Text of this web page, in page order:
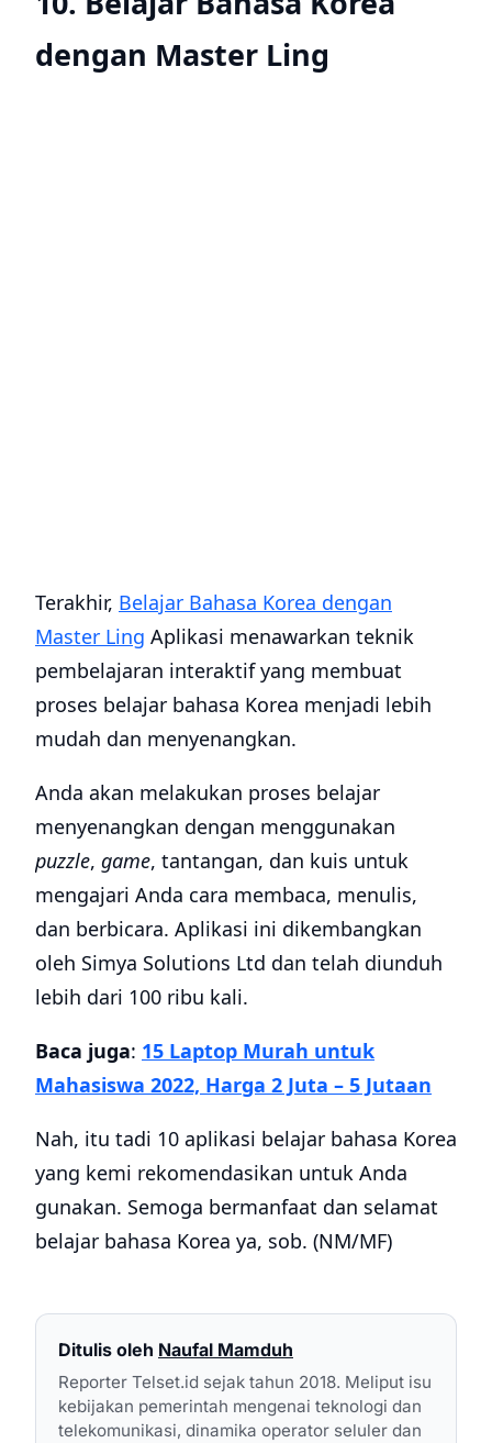
dengan Master Ling
Terakhir, Belajar Bahasa Korea dengan
Master Ling Aplikasi menawarkan teknik
pembelajaran interaktif yang membuat
proses belajar bahasa Korea menjadi lebih
mudah dan menyenangkan.
Anda akan melakukan proses belajar
menyenangkan dengan menggunakan
puzzle, game, tantangan, dan kuis untuk
mengajari Anda cara membaca, menulis,
dan berbicara. Aplikasi ini dikembangkan
oleh Simya Solutions Ltd dan telah diunduh
lebih dari 100 ribu kali.
Baca juga: 15 Laptop Murah untuk
Mahasiswa 2022, Harga 2 Juta – 5 Jutaan
Nah, itu tadi 10 aplikasi belajar bahasa Korea
yang kemi rekomendasikan untuk Anda
gunakan. Semoga bermanfaat dan selamat
belajar bahasa Korea ya, sob. (NM/MF)
Ditulis oleh Naufal Mamduh
Reporter Telset.id sejak tahun 2018. Meliput isu
kebijakan pemerintah mengenai teknologi dan
telekomunikasi, dinamika operator seluler dan